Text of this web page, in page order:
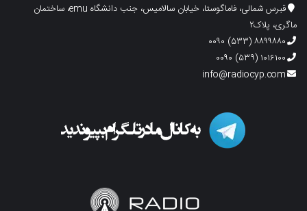
قبرس شمالی، فاماگوستا، خیابان سالامیس، جنب دانشگاه emu، ساختمان
ماگری، پلاک۲
۸۸۹۹۸۸۰ (۵۳۳) ۰۰۹۰
۱۰۱۶۱۰۰ (۵۳۹) ۰۰۹۰
info@radiocyp.com